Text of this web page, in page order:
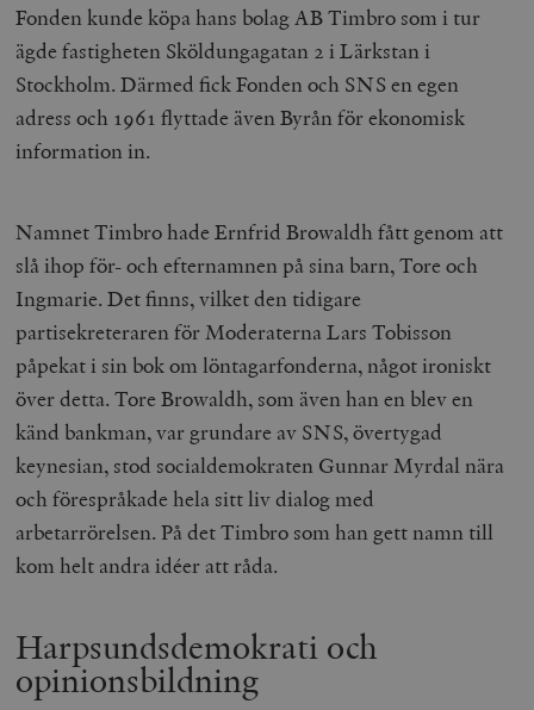
Fonden kunde köpa hans bolag AB Timbro som i tur
ägde fastigheten Sköldungagatan 2 i Lärkstan i
Stockholm. Därmed fick Fonden och SNS en egen
adress och 1961 flyttade även Byrån för ekonomisk
information in.
Namnet Timbro hade Ernfrid Browaldh fått genom att
slå ihop för- och efternamnen på sina barn, Tore och
Ingmarie. Det finns, vilket den tidigare
partisekreteraren för Moderaterna Lars Tobisson
påpekat i sin bok om löntagarfonderna, något ironiskt
över detta. Tore Browaldh, som även han en blev en
känd bankman, var grundare av SNS, övertygad
keynesian, stod socialdemokraten Gunnar Myrdal nära
och förespråkade hela sitt liv dialog med
arbetarrörelsen. På det Timbro som han gett namn till
kom helt andra idéer att råda.
Harpsundsdemokrati och
opinionsbildning